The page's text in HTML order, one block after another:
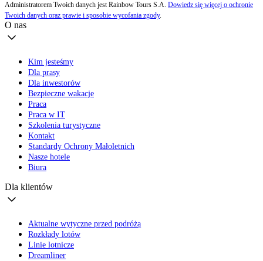
Administratorem Twoich danych jest Rainbow Tours S.A. Dowiedz się więcej o ochronie
Twoich danych oraz prawie i sposobie wycofania zgody.
O nas
Kim jesteśmy
Dla prasy
Dla inwestorów
Bezpieczne wakacje
Praca
Praca w IT
Szkolenia turystyczne
Kontakt
Standardy Ochrony Małoletnich
Nasze hotele
Biura
Dla klientów
Aktualne wytyczne przed podróżą
Rozkłady lotów
Linie lotnicze
Dreamliner